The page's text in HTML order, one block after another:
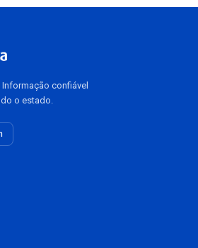
confiável
o estado.